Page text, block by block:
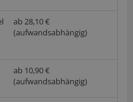
ab 28,10 €
(aufwandsabhängig)
ab 10,90 €
(aufwandsabhängig)